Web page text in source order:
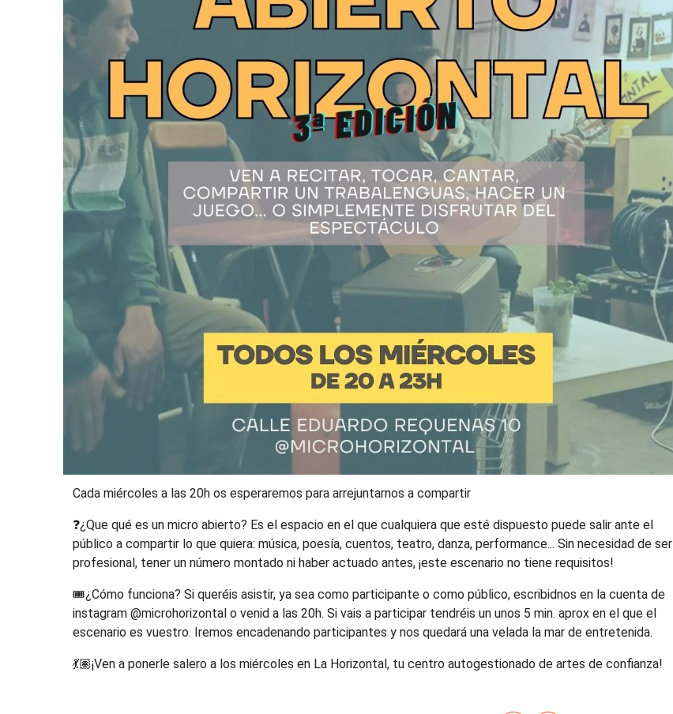
Cada miércoles a las 20h os esperaremos para arrejuntarnos a compartir
❓¿Que qué es un micro abierto? Es el espacio en el que cualquiera que esté dispuesto puede salir ante el
público a compartir lo que quiera: música, poesía, cuentos, teatro, danza, performance... Sin necesidad de ser
profesional, tener un número montado ni haber actuado antes, ¡este escenario no tiene requisitos!
🎟️¿Cómo funciona? Si queréis asistir, ya sea como participante o como público, escribidnos en la cuenta de
instagram @microhorizontal o venid a las 20h. Si vais a participar tendréis un unos 5 min. aprox en el que el
escenario es vuestro. Iremos encadenando participantes y nos quedará una velada la mar de entretenida.
💃🏽¡Ven a ponerle salero a los miércoles en La Horizontal, tu centro autogestionado de artes de confianza!